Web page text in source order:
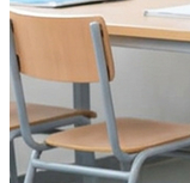
Bahia